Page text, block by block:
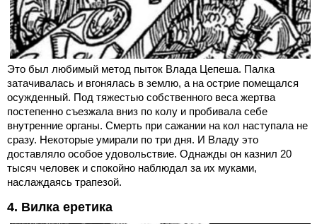
Это был любимый метод пыток Влада Цепеша. Палка
затачивалась и вгонялась в землю, а на острие помещался
осужденный. Под тяжестью собственного веса жертва
постепенно съезжала вниз по колу и пробивала себе
внутренние органы. Смерть при сажании на кол наступала не
сразу. Некоторые умирали по три дня. И Владу это
доставляло особое удовольствие. Однажды он казнил 20
тысяч человек и спокойно наблюдал за их муками,
наслаждаясь трапезой.
4. Вилка еретика